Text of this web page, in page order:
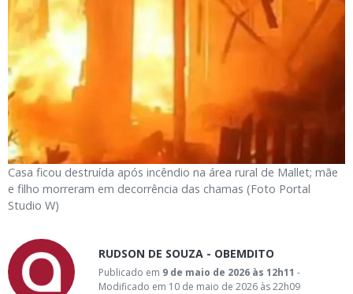
Casa ficou destruída após incêndio na área rural de Mallet; mãe
e filho morreram em decorrência das chamas (Foto Portal
Studio W)
RUDSON DE SOUZA - OBEMDITO
Publicado em 9 de maio de 2026 às 12h11 -
Modificado em 10 de maio de 2026 às 22h09